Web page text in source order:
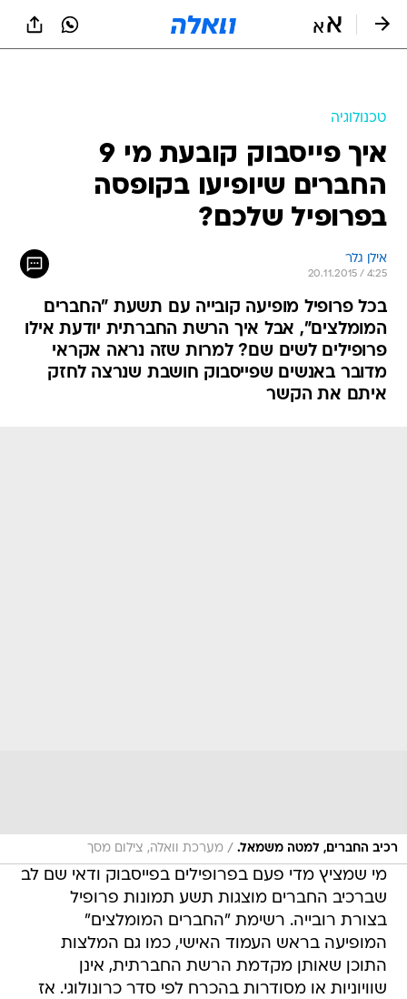
טכנולוגיה
איך פייסבוק קובעת מי 9
החברים שיופיעו בקופסה
בפרופיל שלכם?
אילן גלר
20.11.2015 / 4:25
בכל פרופיל מופיעה קובייה עם תשעת "החברים
המומלצים", אבל איך הרשת החברתית יודעת אילו
פרופילים לשים שם? למרות שזה נראה אקראי
מדובר באנשים שפייסבוק חושבת שנרצה לחזק
איתם את הקשר
רכיב החברים, למטה משמאל. / מערכת וואלה, צילום מסך
מי שמציץ מדי פעם בפרופילים בפייסבוק ודאי שם לב
שברכיב החברים מוצגות תשע תמונות פרופיל
בצורת רובייה. רשימת "החברים המומלצים"
המופיעה בראש העמוד האישי, כמו גם המלצות
התוכן שאותן מקדמת הרשת החברתית, אינן
שוויוניות או מסודרות בהכרח לפי סדר כרונולוגי. אז